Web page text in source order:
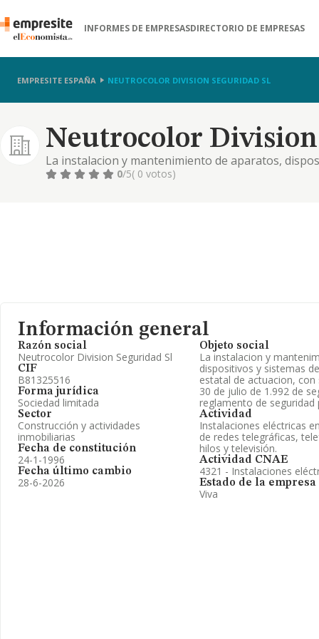
INFORMES DE EMPRESASDIRECTORIO DE EMPRESAS
EMPRESITE ESPAÑA NEUTROCOLOR DIVISION SEGURIDAD SL
Neutrocolor Division
La instalacion y mantenimiento de aparatos,
de actuacion, con sometimiento a la ley 30 de julio
0/5( 0 votos)
Información general
Razón social
Neutrocolor Division Seguridad Sl
CIF
B81325516
Forma jurídica
Sociedad limitada
Sector
Construcción y actividades
inmobiliarias
Fecha de constitución
24-1-1996
Fecha último cambio
28-6-2026
Objeto social
La instalacion y
dispositivos y sistemas
estatal de actuacion,
30 de julio de 1.992 de
reglamento de seguridad
Actividad
Instalaciones eléctricas
de redes telegráficas,
hilos y televisión.
Actividad CNAE
4321 - Instalaciones
Estado de la empresa
Viva